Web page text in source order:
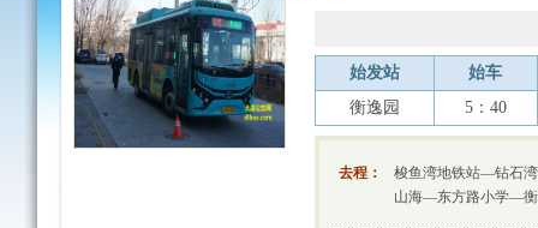
始发站
始车
衡逸园
5：40
去程：
梭鱼湾地铁站—钻石
山海—东方路小学—